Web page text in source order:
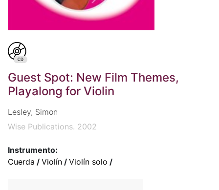
Guest Spot: New Film Themes,
Playalong for Violin
Lesley, Simon
Wise Publications. 2002
Instrumento:
Cuerda / Violín / Violín solo /